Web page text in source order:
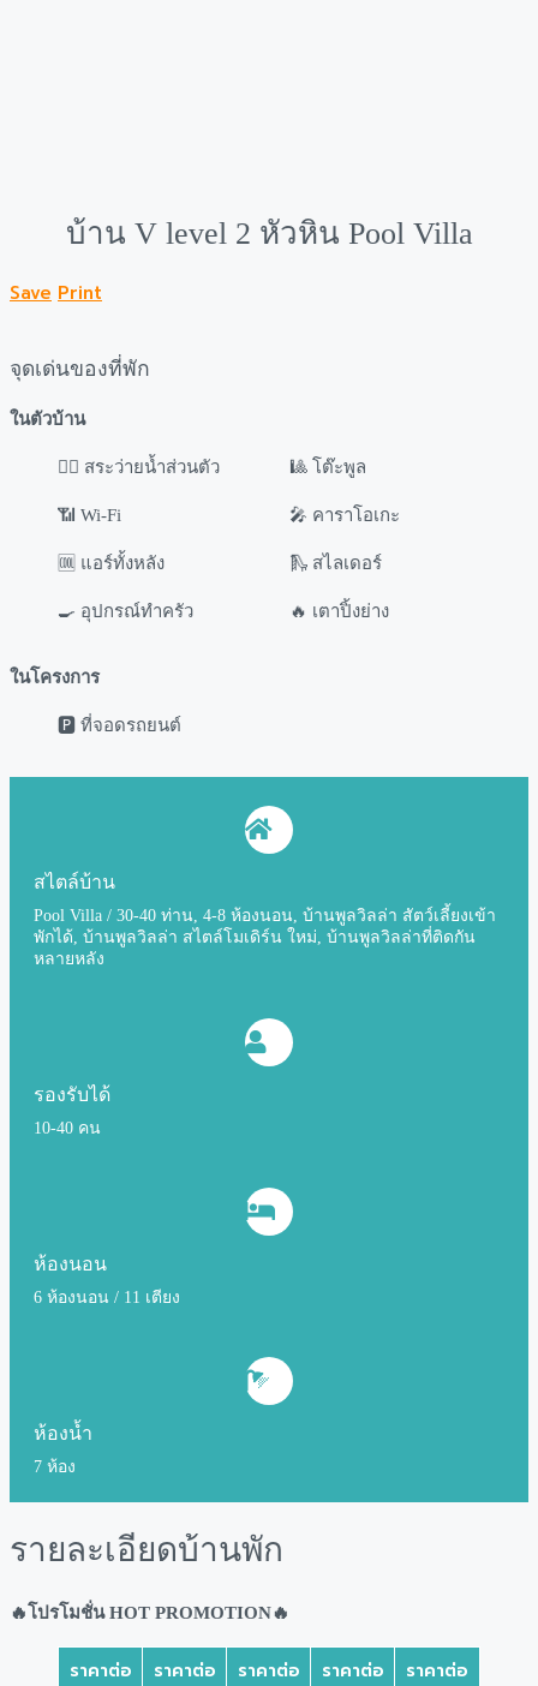
บ้าน V level 2 หัวหิน Pool Villa
Save Print
จุดเด่นของที่พัก
ในตัวบ้าน
🏊‍♂️ สระว่ายน้ำส่วนตัว 🎱 โต๊ะพูล
📶 Wi-Fi 🎤 คาราโอเกะ
🆒 แอร์ทั้งหลัง 🛝 สไลเดอร์
🍳 อุปกรณ์ทำครัว 🔥 เตาปิ้งย่าง
ในโครงการ
🅿️ ที่จอดรถยนต์
สไตล์บ้าน
Pool Villa / 30-40 ท่าน, 4-8 ห้องนอน, บ้านพูลวิลล่า สัตว์เลี้ยงเข้า
พักได้, บ้านพูลวิลล่า สไตล์โมเดิร์น ใหม่, บ้านพูลวิลล่าที่ติดกัน
หลายหลัง
รองรับได้
10-40 คน
ห้องนอน
6 ห้องนอน / 11 เตียง
ห้องน้ำ
7 ห้อง
รายละเอียดบ้านพัก
🔥โปรโมชั่น HOT PROMOTION🔥
ราคาต่อ
ราคาต่อ
ราคาต่อ
ราคาต่อ
ราคาต่อ